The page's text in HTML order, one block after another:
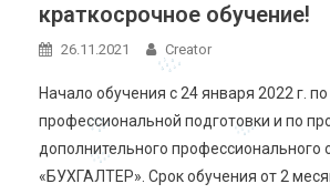
краткосрочное обучение!
26.11.2021 Creator
Начало обучения с 24 января 2022 г.
профессиональной подготовки и по
дополнительного профессионального
«БУХГАЛТЕР». Срок обучения от 2